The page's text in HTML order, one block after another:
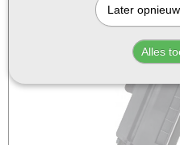
Later
Alles